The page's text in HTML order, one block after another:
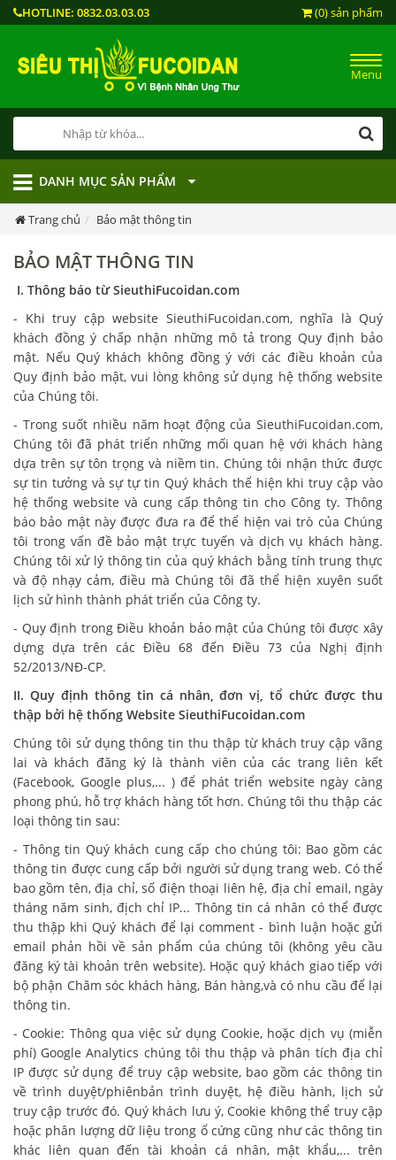
HOTLINE: 0832.03.03.03 (0) sản phẩm
Menu
DANH MỤC SẢN PHẨM
Trang chủ Bảo mật thông tin
BẢO MẬT THÔNG TIN
I. Thông báo từ SieuthiFucoidan.com
- Khi truy cập website SieuthiFucoidan.com, nghĩa là Quý
khách đồng ý chấp nhận những mô tả trong Quy định bảo
mật. Nếu Quý khách không đồng ý với các điều khoản của
Quy định bảo mật, vui lòng không sử dụng hệ thống website
của Chúng tôi.
- Trong suốt nhiều năm hoạt động của SieuthiFucoidan.com,
Chúng tôi đã phát triển những mối quan hệ với khách hàng
dựa trên sự tôn trọng và niềm tin. Chúng tôi nhận thức được
sự tin tưởng và sự tự tin Quý khách thể hiện khi truy cập vào
hệ thống website và cung cấp thông tin cho Công ty. Thông
báo bảo mật này được đưa ra để thể hiện vai trò của Chúng
tôi trong vấn đề bảo mật trực tuyến và dịch vụ khách hàng.
Chúng tôi xử lý thông tin của quý khách bằng tính trung thực
và độ nhạy cảm, điều mà Chúng tôi đã thể hiện xuyên suốt
lịch sử hình thành phát triển của Công ty.
- Quy định trong Điều khoản bảo mật của Chúng tôi được xây
dựng dựa trên các Điều 68 đến Điều 73 của Nghị định
52/2013/NĐ-CP.
II. Quy định thông tin cá nhân, đơn vị, tổ chức được thu
thập bởi hệ thống Website SieuthiFucoidan.com
Chúng tôi sử dụng thông tin thu thập từ khách truy cập vãng
lai và khách đăng ký là thành viên của các trang liên kết
(Facebook, Google plus,... ) để phát triển website ngày càng
phong phú, hỗ trợ khách hàng tốt hơn. Chúng tôi thu thập các
loại thông tin sau:
- Thông tin Quý khách cung cấp cho chúng tôi: Bao gồm các
thông tin được cung cấp bởi người sử dụng trang web. Có thể
bao gồm tên, địa chỉ, số điện thoại liên hệ, địa chỉ email, ngày
tháng năm sinh, địch chỉ IP... Thông tin cá nhân có thể được
thu thập khi Quý khách để lại comment - bình luận hoặc gửi
email phản hồi về sản phẩm của chúng tôi (không yêu cầu
đăng ký tài khoản trên website). Hoặc quý khách giao tiếp với
bộ phận Chăm sóc khách hàng, Bán hàng,và có nhu cầu để lại
thông tin.
- Cookie: Thông qua việc sử dụng Cookie, hoặc dịch vụ (miễn
phí) Google Analytics chúng tôi thu thập và phân tích địa chỉ
IP được sử dụng để truy cập website, bao gồm các thông tin
về trình duyệt/phiênbản trình duyệt, hệ điều hành, lịch sử
truy cập trước đó. Quý khách lưu ý, Cookie không thể truy cập
hoặc phân lượng dữ liệu trong ổ cứng cũng như các thông tin
khác liên quan đến tài khoản cá nhân, mật khẩu,... trên